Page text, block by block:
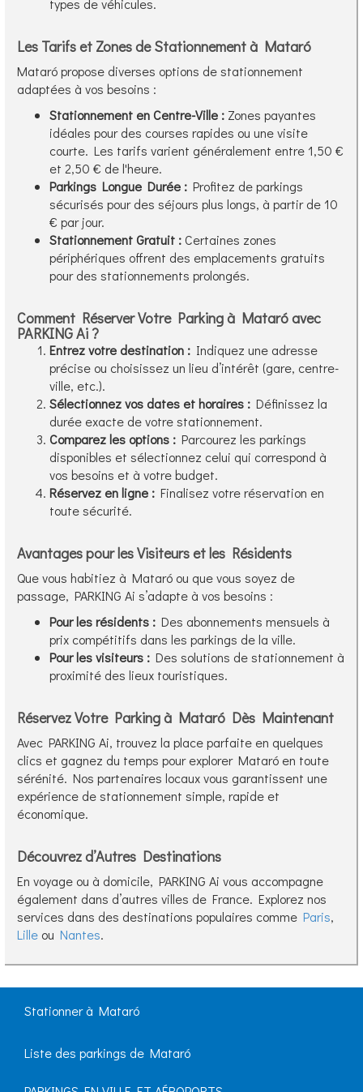
types de véhicules.
Les Tarifs et Zones de Stationnement à Mataró
Mataró propose diverses options de stationnement
adaptées à vos besoins :
Stationnement en Centre-Ville : Zones payantes
idéales pour des courses rapides ou une visite
courte. Les tarifs varient généralement entre 1,50 €
et 2,50 € de l'heure.
Parkings Longue Durée : Profitez de parkings
sécurisés pour des séjours plus longs, à partir de 10
€ par jour.
Stationnement Gratuit :Certaines zones
périphériques offrent des emplacements gratuits
pour des stationnements prolongés.
Comment Réserver Votre Parking à Mataró avec
PARKING Ai ?
Entrez votre destination : Indiquez une adresse
précise ou choisissez un lieu d’intérêt (gare, centre-
ville, etc.).
Sélectionnez vos dates et horaires : Définissez la
durée exacte de votre stationnement.
Comparez les options : Parcourez les parkings
disponibles et sélectionnez celui qui correspond à
vos besoins et à votre budget.
Réservez en ligne : Finalisez votre réservation en
toute sécurité.
Avantages pour les Visiteurs et les Résidents
Que vous habitiez à Mataró ou que vous soyez de
passage, PARKING Ai s’adapte à vos besoins :
Pour les résidents : Des abonnements mensuels à
prix compétitifs dans les parkings de la ville.
Pour les visiteurs : Des solutions de stationnement à
proximité des lieux touristiques.
Réservez Votre Parking à Mataró Dès Maintenant
Avec PARKING Ai, trouvez la place parfaite en quelques
clics et gagnez du temps pour explorer Mataró en toute
sérénité. Nos partenaires locaux vous garantissent une
expérience de stationnement simple, rapide et
économique.
Découvrez d’Autres Destinations
En voyage ou à domicile, PARKING Ai vous accompagne
également dans d’autres villes de France. Explorez nos
services dans des destinations populaires comme Paris,
Lille ou Nantes.
Stationner à Mataró
Liste des parkings de Mataró